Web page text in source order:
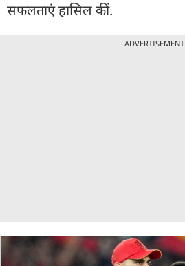
सफलताएं हासिल कीं.
ADVERTISEMENT